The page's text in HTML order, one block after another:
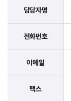
담당자명
전화번호
이메일
팩스